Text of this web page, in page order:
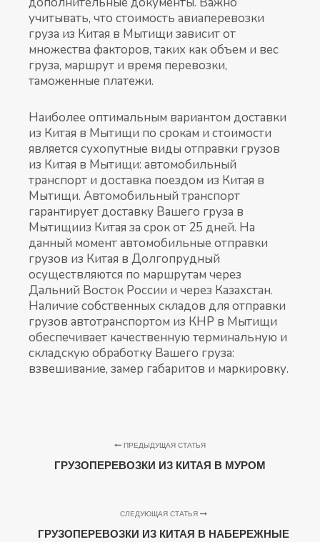
учитывать, что стоимость авиаперевозки
груза из Китая в Мытищи зависит от
множества факторов, таких как объем и вес
груза, маршрут и время перевозки,
таможенные платежи.
Наиболее оптимальным вариантом доставки
из Китая в Мытищи по срокам и стоимости
является сухопутные виды отправки грузов
из Китая в Мытищи: автомобильный
транспорт и доставка поездом из Китая в
Мытищи. Автомобильный транспорт
гарантирует доставку Вашего груза в
Мытищииз Китая за срок от 25 дней. На
данный момент автомобильные отправки
грузов из Китая в Долгопрудный
осуществляются по маршрутам через
Дальний Восток России и через Казахстан.
Наличие собственных складов для отправки
грузов автотранспортом из КНР в Мытищи
обеспечивает качественную терминальную и
складскую обработку Вашего груза:
взвешивание, замер габаритов и маркировку.
ПРЕДЫДУЩАЯ СТАТЬЯ
ГРУЗОПЕРЕВОЗКИ ИЗ КИТАЯ В МУРОМ
СЛЕДУЮЩАЯ СТАТЬЯ
ГРУЗОПЕРЕВОЗКИ ИЗ КИТАЯ В НАБЕРЕЖНЫЕ